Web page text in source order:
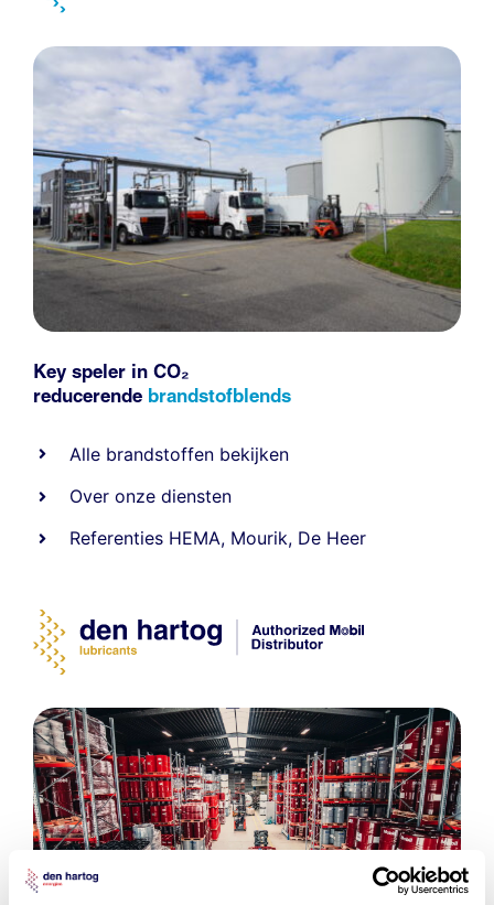
Key speler in CO₂
reducerende brandstofblends
Alle brandstoffen bekijken
Over onze diensten
Referenties HEMA, Mourik, De Heer